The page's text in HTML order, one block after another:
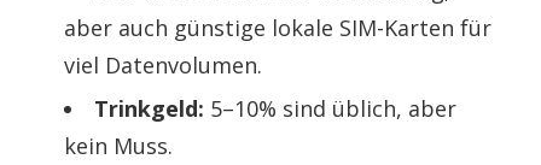
aber auch günstige lokale SIM-Karten für
viel Datenvolumen.
Trinkgeld: 5–10% sind üblich, aber
kein Muss.